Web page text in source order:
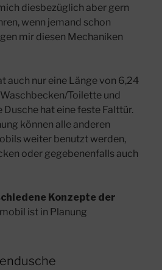
diesbezüglich aber gern
wenn jemand schon
mir diesen Mechaniken
auch nur eine Länge von 6,24
Toilette und
Dusche hat eine feste Falttür.
können alle anderen
weiter benutzt werden,
oder gegebenenfalls auch
Konzepte der
ist in Planung